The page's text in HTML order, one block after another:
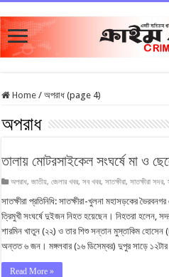
Home / অপরাধ (page 4)
অপরাধ
তালায় মোটরসাইকেল সংঘর্ষে মা ও
অপরাধ,জাতীয়,জেলার খবর,সব খবর,সাতক্ষীরা,সাতক্ষীরা সদর,
সাতক্ষীরা প্রতিনিধি: সাতক্ষীরা-খুলনা মহাসড়কের
ত্রিমুখী সংঘর্ষে দুইজন নিহত হয়েছেন। নিহতরা হলেন,
শারমিন খাতুন (২২) ও তার শিশু সন্তান মুস্তাকিম
অন্তত ৬ জন। মঙ্গলবার (১৬ ডিসেম্বর) দুপুর সাড়ে ১২টার
Read More »